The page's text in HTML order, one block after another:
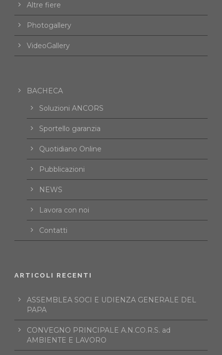
Altre fiere
Photogallery
VideoGallery
BACHECA
Soluzioni ANCORS
Sportello garanzia
Quotidiano Online
Pubblicazioni
NEWS
Lavora con noi
Contatti
ARTICOLI RECENTI
ASSEMBLEA SOCI E UDIENZA GENERALE DEL
PAPA
CONVEGNO PRINCIPALE A.N.CO.R.S. ad
AMBIENTE E LAVORO